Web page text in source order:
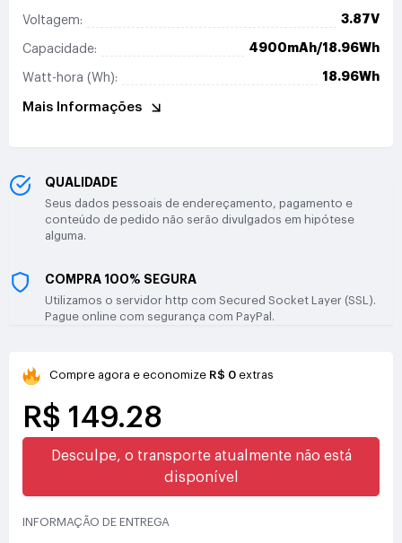
Voltagem: 3.87V
Capacidade: 4900mAh/18.96Wh
Watt-hora (Wh): 18.96Wh
Mais Informações
QUALIDADE
Seus dados pessoais de endereçamento, pagamento e
conteúdo de pedido não serão divulgados em hipótese
alguma.
COMPRA 100% SEGURA
Utilizamos o servidor http com Secured Socket Layer (SSL).
Pague online com segurança com PayPal.
Compre agora e economize R$ 0 extras
R$ 149.28
Desculpe, o transporte atualmente não está
disponível
INFORMAÇÃO DE ENTREGA